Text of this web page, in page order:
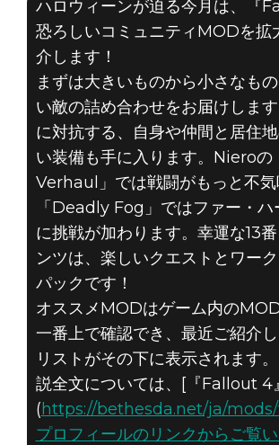
Fallout 4
2020年10月02日
FALLOUT 4
月のオスス
MOD
ハロウィーンが迫る今月は、『
恐ろしいコミュニティMODを拡
介します！
まずは大きいものから小さなも
い敵の詰め合わせをお届けしま
に対抗する、自身や仲間と居住
い装備も手に入ります。Nieroの
Verhaul」では戦闘がもっと不気
「Deadly Fog」ではファー・ハ
に挑戦が加わります。幸運な13
ンツは、楽しいクエストとワー
パックです！
オススメMODはゲーム内の
一番上で確認でき、最近ご紹介
リストがその下に表示されます
説全文については、[『Fallout 4
(https://bethesda.net/ja/
プロフィールのリンクからご覧